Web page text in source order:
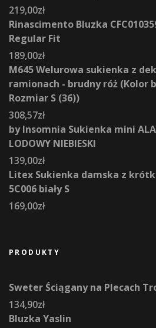
219,00zł
Rinascimento Bluzka
Regular Fit
189,00zł
M645 Welurowa sukienka z
ramionach - brudny róż (Kolor
Rozmiar S (36))
308,57zł
by Insomnia Sukienka mini
LODOWY NIEBIESKI
139,00zł
Litex Sukienka damska z
5C006 biały S
169,00zł
PRODUKTY
Sweter Ściągany na Plecach
134,90zł
Bluzka Yaslin